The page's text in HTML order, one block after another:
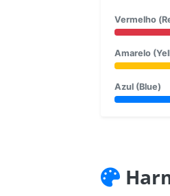
Vermelho
Amarelo
Azul (Blue)